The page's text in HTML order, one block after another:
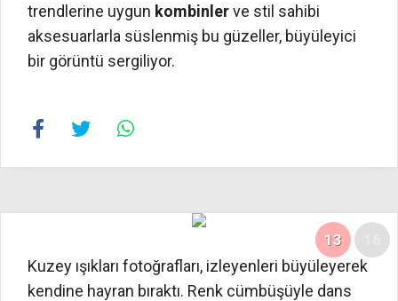
trendlerine uygun kombinlerve stil sahibi
aksesuarlarla süslenmiş bu güzeller, büyüleyici
bir görüntü sergiliyor.
13
Kuzey ışıkları fotoğrafları, izleyenleri büyüleyerek
kendine hayran bıraktı. Renk cümbüşüyle dans